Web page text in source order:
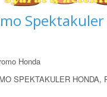
Honda
SPEKTAKULER HONDA,